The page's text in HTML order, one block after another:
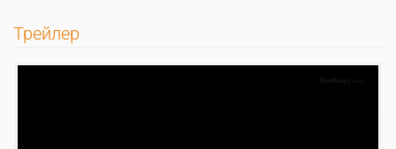
Трейлер